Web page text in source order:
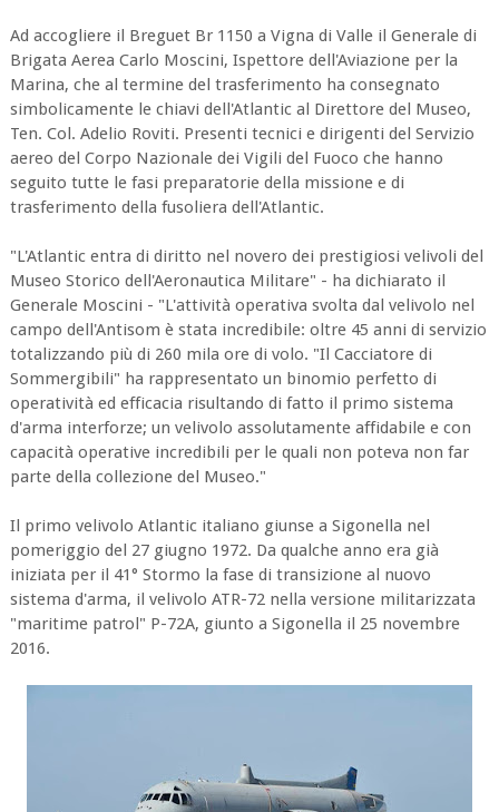
Ad accogliere il Breguet Br 1150 a Vigna di Valle il Generale di
Brigata Aerea Carlo Moscini, Ispettore dell'Aviazione per la
Marina, che al termine del trasferimento ha consegnato
simbolicamente le chiavi dell'Atlantic al Direttore del Museo,
Ten. Col. Adelio Roviti. Presenti tecnici e dirigenti del Servizio
aereo del Corpo Nazionale dei Vigili del Fuoco che hanno
seguito tutte le fasi preparatorie della missione e di
trasferimento della fusoliera dell'Atlantic.
"L'Atlantic entra di diritto nel novero dei prestigiosi velivoli del
Museo Storico dell'Aeronautica Militare" - ha dichiarato il
Generale Moscini - "L'attività operativa svolta dal velivolo nel
campo dell'Antisom è stata incredibile: oltre 45 anni di servizio
totalizzando più di 260 mila ore di volo. "Il Cacciatore di
Sommergibili" ha rappresentato un binomio perfetto di
operatività ed efficacia risultando di fatto il primo sistema
d'arma interforze; un velivolo assolutamente affidabile e con
capacità operative incredibili per le quali non poteva non far
parte della collezione del Museo."
Il primo velivolo Atlantic italiano giunse a Sigonella nel
pomeriggio del 27 giugno 1972. Da qualche anno era già
iniziata per il 41° Stormo la fase di transizione al nuovo
sistema d'arma, il velivolo ATR-72 nella versione militarizzata
"maritime patrol" P-72A, giunto a Sigonella il 25 novembre
2016.